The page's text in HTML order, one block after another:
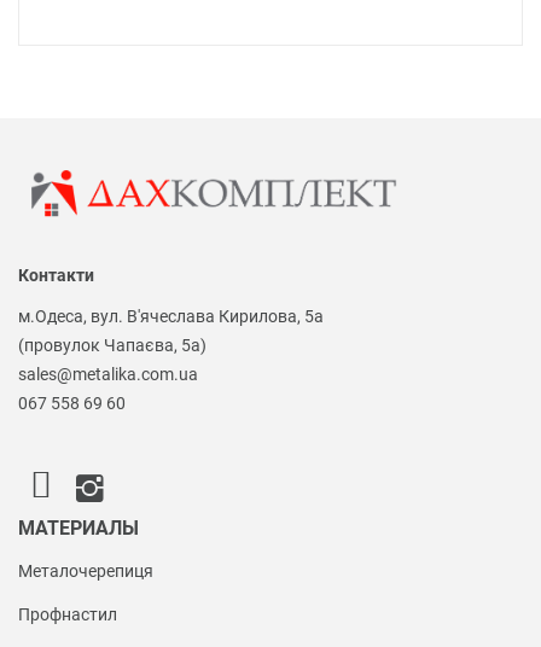
Контакти
м.Одеса, вул. В'ячеслава Кирилова, 5а
(провулок Чапаєва, 5а)
sales@metalika.com.ua
067 558 69 60
МАТЕРИАЛЫ
Металочерепиця
Профнастил